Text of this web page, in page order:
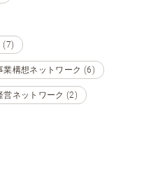
(7)
業構想ネットワーク (6)
営ネットワーク (2)